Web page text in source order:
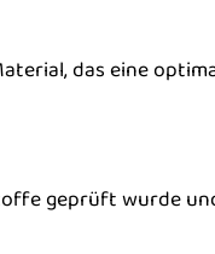
das eine
geprüft wurde